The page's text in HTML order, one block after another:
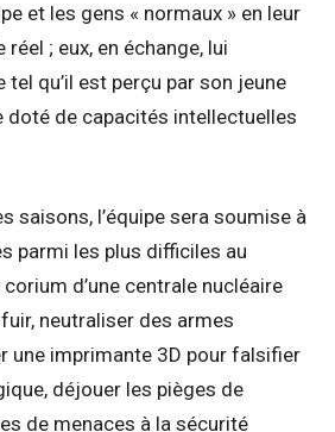
et les gens « normaux » en leur
; eux, en échange, lui
qu’il est perçu par son jeune
doté de capacités intellectuelles
saisons, l’équipe sera soumise à
parmi les plus difficiles au
d’une centrale nucléaire
neutraliser des armes
une imprimante 3D pour falsifier
déjouer les pièges de
de menaces à la sécurité